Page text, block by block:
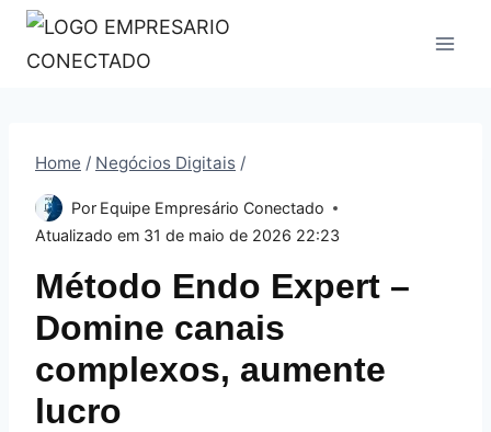
Pular
para
Home / Negócios Digitais /
Por Equipe Empresário Conectado
Atualizado em 31 de maio de 2026 22:23
Método Endo Expert –
Domine canais
complexos, aumente
lucro